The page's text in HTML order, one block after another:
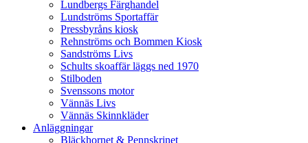
Lundbergs Färghandel
Lundströms Sportaffär
Pressbyråns kiosk
Rehnströms och Bommen Kiosk
Sandströms Livs
Schults skoaffär läggs ned 1970
Stilboden
Svenssons motor
Vännäs Livs
Vännäs Skinnkläder
Anläggningar
Bläckhornet & Pennskrinet